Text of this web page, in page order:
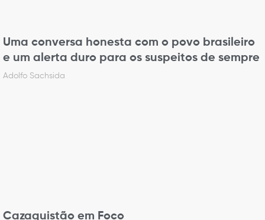
Uma conversa honesta com o povo brasileiro
e um alerta duro para os suspeitos de sempre
Adolfo Sachsida
Cazaquistão em Foco